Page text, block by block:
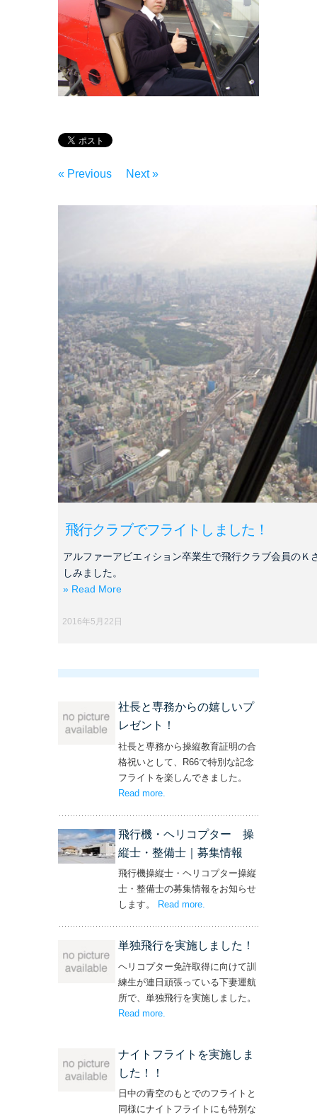
« Previous Next »
飛行クラブでフライトしました！
アルファーアビエィション卒業生で飛行クラブ会員のＫ
しみました。
» Read More
2016年5月22日
社長と専務からの嬉しいプ
レゼント！
社長と専務から操縦教育証明の合
格祝いとして、R66で特別な記念
フライトを楽しんできました。
Read more
飛行機・ヘリコプター 操
縦士・整備士｜募集情報
飛行機操縦士・ヘリコプター操縦
士・整備士の募集情報をお知らせ
します。
Read more– ‘飛行機・ヘリコプター
.
単独飛行を実施しました！
ヘリコプター免許取得に向けて訓
練生が連日頑張っている下妻運航
所で、単独飛行を実施しました。
Read more
ナイトフライトを実施しま
した！！
日中の青空のもとでのフライトと
同様にナイトフライトにも特別な